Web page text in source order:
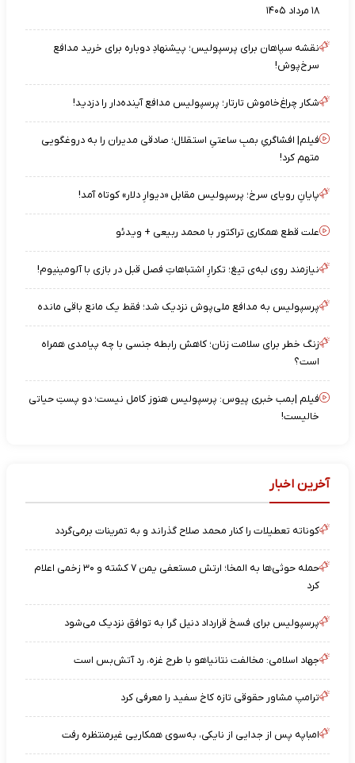
۱۸ مرداد ۱۴۰۵
نقشه‌ سپاهان برای پرسپولیس؛ پیشنهادِ دوباره برای خرید مدافع
سرخ‌پوش!
شکار چراغ‌خاموش تارتار؛ پرسپولیس مدافع آینده‌دار را دزدید!
فیلم| افشاگریِ بمبِ ساعتیِ استقلال؛ صادقی مدیران را به دروغگویی
متهم کرد!
پایانِ رویای سرخ؛ پرسپولیس مقابل «دیوارِ دلار» کوتاه آمد!
علت قطع همکاری تراکتور با محمد ربیعی + ویدئو
نیازمند روی لبه‌ی تیغ؛ تکرارِ اشتباهاتِ فصل قبل در بازی با آلومینیوم!
پرسپولیس به مدافع ملی‌پوش نزدیک شد؛ فقط یک مانع باقی مانده
زنگ خطر برای سلامت زنان؛ کاهش رابطه جنسی با چه پیامدی همراه
است؟
فیلم |بمب خبری پیوس: پرسپولیس هنوز کامل نیست؛ دو پستِ حیاتی
خالیست!
آخرین اخبار
کوناته تعطیلات را کنار محمد صلاح گذراند و به تمرینات برمی‌گردد
حمله حوثی‌ها به المخا؛ ارتش مستعفی یمن ۷ کشته و ۳۰ زخمی اعلام
کرد
پرسپولیس برای فسخ قرارداد دنیل گرا به توافق نزدیک می‌شود
جهاد اسلامی: مخالفت نتانیاهو با طرح غزه، رد آتش‌بس است
ترامپ مشاور حقوقی تازه کاخ سفید را معرفی کرد
امباپه پس از جدایی از نایکی، به‌سوی همکاریی غیرمنتظره رفت